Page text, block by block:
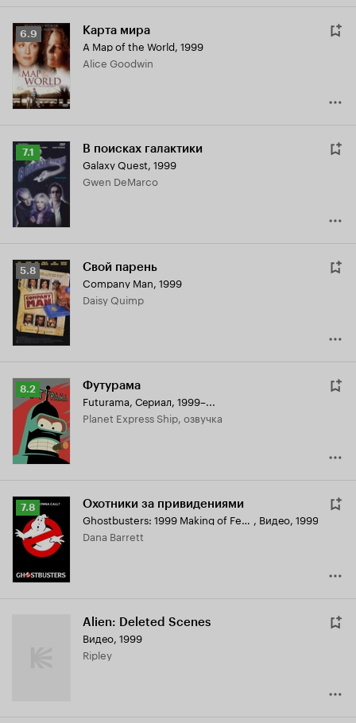
Рейтинг
Кинопоиска
6.9
6.9 Карта мира
A Map of the World, 1999
Alice Goodwin
Рейтинг
Кинопоиска
7.1
7.1 В поисках галактики
Galaxy Quest, 1999
Gwen DeMarco
Рейтинг
Кинопоиска
5.8
5.8 Свой парень
Company Man, 1999
Daisy Quimp
Рейтинг
Кинопоиска
8.2
8.2 Футурама
Futurama, Сериал, 1999–...
Planet Express Ship, озвучка
Рейтинг
Кинопоиска
7.8
7.8 Охотники за привидениями
Ghostbusters: 1999 Making of Featurette , Видео, 1999
Dana Barrett
Alien: Deleted Scenes
Видео, 1999
Ripley